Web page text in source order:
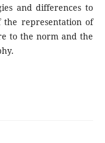
and differences to
the representation of
to the norm and the